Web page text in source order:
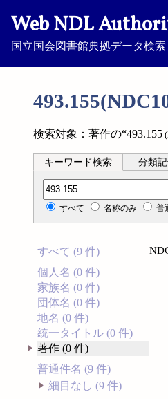
Web NDL
国立国会図書館典拠データ検
検索対象：著作の“493.155
キーワード検索 分類
分類記号検索
すべて 名称のみ 普
すべて (9 件)
個人名 (0 件)
家族名 (0 件)
団体名 (0 件)
地名 (0 件)
統一タイトル (0 件)
著作 (0 件)
普通件名 (9 件)
細目なし (9 件)